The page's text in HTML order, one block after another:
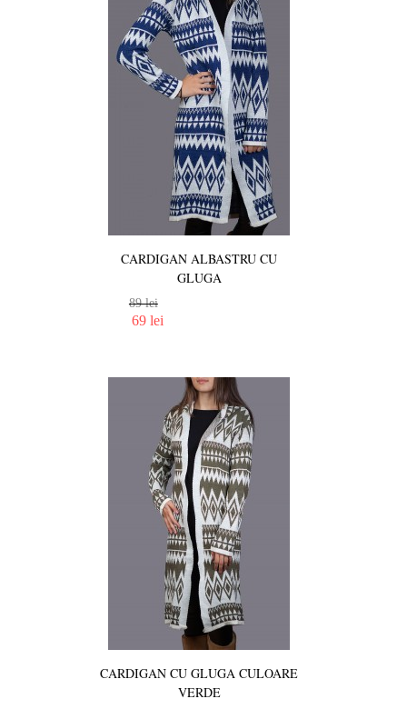
CARDIGAN ALBASTRU CU
GLUGA
89 lei
69 lei
CARDIGAN CU GLUGA CULOARE
VERDE